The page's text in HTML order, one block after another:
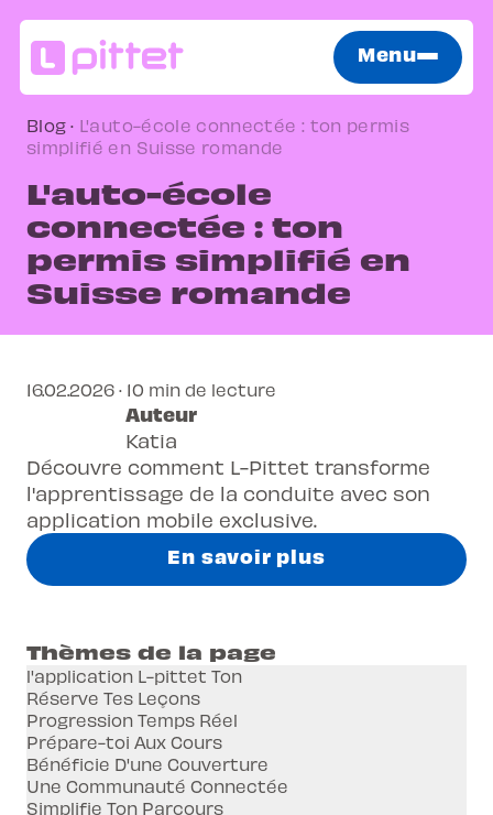
Menu
Blog · L'auto-école connectée : ton permis
simplifié en Suisse romande
L'auto-école
connectée : ton
permis simplifié en
Suisse romande
Découvre comment L-Pittet transforme
l'apprentissage de la conduite avec son
application mobile exclusive.
En savoir plus
16.02.2026 · 10 min de lecture
Auteur
Katia
Thèmes de la page
l'application L-pittet Ton
Réserve Tes Leçons
Progression Temps Réel
Prépare-toi Aux Cours
Bénéficie D'une Couverture
Une Communauté Connectée
Simplifie Ton Parcours